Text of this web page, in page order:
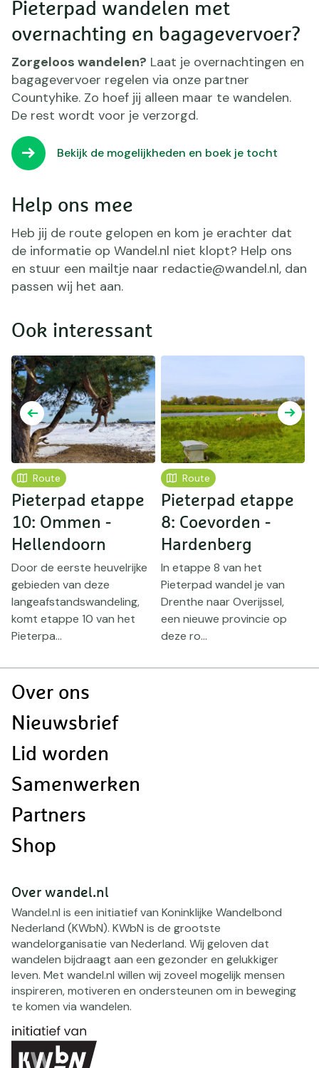
Pieterpad wandelen met
overnachting en bagagevervoer?
Zorgeloos wandelen? Laat je overnachtingen en
bagagevervoer regelen via onze partner
Countyhike. Zo hoef jij alleen maar te wandelen.
De rest wordt voor je verzorgd.
Bekijk de mogelijkheden en boek je tocht
Help ons mee
Heb jij de route gelopen en kom je erachter dat
de informatie op Wandel.nl niet klopt? Help ons
en stuur een mailtje naar redactie@wandel.nl, dan
passen wij het aan.
Ook interessant
Route
Pieterpad etappe
10: Ommen -
Hellendoorn
Door de eerste heuvelrijke
gebieden van deze
langeafstandswandeling,
komt etappe 10 van het
Pieterpa...
Route
Pieterpad etappe
8: Coevorden -
Hardenberg
In etappe 8 van het
Pieterpad wandel je van
Drenthe naar Overijssel,
een nieuwe provincie op
deze ro...
Doormat
Over ons
Nieuwsbrief
Lid worden
Samenwerken
Partners
Shop
Over wandel.nl
Wandel.nl is een initiatief van Koninklijke Wandelbond
Nederland (KWbN). KWbN is de grootste
wandelorganisatie van Nederland. Wij geloven dat
wandelen bijdraagt aan een gezonder en gelukkiger
leven. Met wandel.nl willen wij zoveel mogelijk mensen
inspireren, motiveren en ondersteunen om in beweging
te komen via wandelen.